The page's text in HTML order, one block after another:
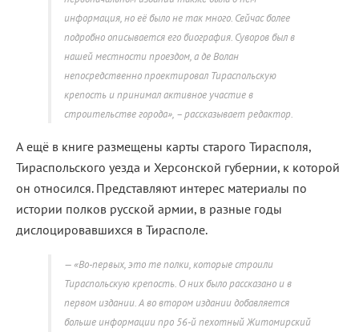
информация, но её было не так много. Сейчас более
подробно описывается его биография. Суворов был в
нашей местности проездом, а де Волан
непосредственно проектировал Тираспольскую
крепость и принимал активное участие в
строительстве города», – рассказывает редактор.
А ещё в книге размещены карты старого Тирасполя,
Тираспольского уезда и Херсонской губернии, к которой
он относился. Представляют интерес материалы по
истории полков русской армии, в разные годы
дислоцировавшихся в Тирасполе.
«Во-первых, это те полки, которые строили
Тираспольскую крепость. О них было рассказано и в
первом издании. А во втором издании добавляется
больше информации про 56-й пехотный Житомирский